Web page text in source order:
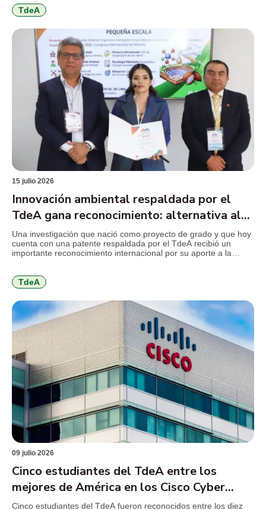
programas y beneficios que encontrarán durante […]
TdeA
15 julio 2026
Innovación ambiental respaldada por el
TdeA gana reconocimiento: alternativa al
mercurio en la minería
Una investigación que nació como proyecto de grado y que hoy
cuenta con una patente respaldada por el TdeA recibió un
importante reconocimiento internacional por su aporte a la
elaborado a partir de la cáscara de cacao, una […]
TdeA
09 julio 2026
Cinco estudiantes del TdeA entre los
mejores de América en los Cisco Cyber
Games 2026
Cinco estudiantes del TdeA fueron reconocidos entre los diez